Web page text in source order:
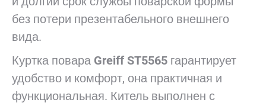
без потери презентабельного внешнего
вида.
Куртка повара Greiff ST5565 гарантирует
удобство и комфорт, она практичная и
функциональная. Китель выполнен с